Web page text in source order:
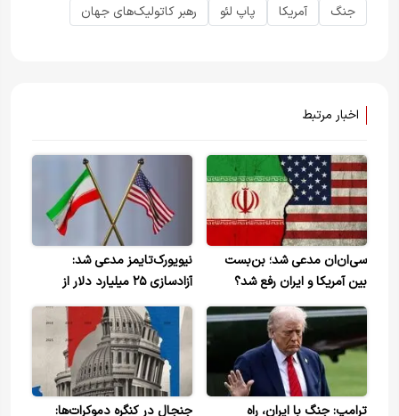
جنگ آمریکا پاپ لئو رهبر کاتولیک‌های جهان
اخبار مرتبط
سی‌ان‌ان مدعی شد؛ بن‌بست
بین آمریکا و ایران رفع شد؟
نیویورک‌تایمز مدعی شد:
آزادسازی ۲۵ میلیارد دلار از
دارایی‌های بلوکه شده ایران/
مسائل هسته ای ظرف ۳۰ تا ۶۰
روز مذاکره خواهد شد
ترامپ: جنگ با ایران، راه
جنجال در کنگره دموکرات‌ها: